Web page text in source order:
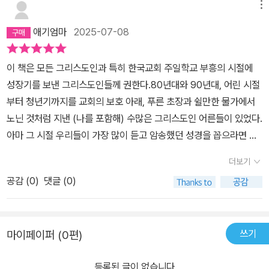
진 것이다. 하나님은 푸른 풀밭 쉴만한 물가, 나의 평생과 이후에 하
함께 하시며 나를 이끄시는 분이시다. 하나님께서 친히 인도하시고
회복하시며 함께하시며 기름 부으신다.처음으로 고열이 나고 독감에
걸린 딸 아이의 열 보초를 서며 밤을 지새면서 시편 23편을 생각했다.
어두운 밤에 홀로 깨어 있었지만, 내 영혼은 평안했다. 마침 이 책을
마무리하고 있던 차여서 다행이었고 감사했다. 곁에 있지만 할 수 있
는 것이 많지 않은 엄마와 달리, 가장 위대하시고 강하시고 온유하신
목자되신 하나님께서 함께 하신다는 사실이 더할 나위 없는 위안이
된다.다윗이 고백한 '주께서 나와 함께 하시니(You are with me)'는
곧 임마누엘의 기적이다. 성경 전체가 보여주는 진리를 단 몇 마디의
께서 성자를 사랑하신 그 사랑, 성자께서 성부를 사랑하신 그 사랑, 바
로 그 사랑이 곧 우리를 향한 사랑이다. 이것은 우리가 생각하는 것보
다 훨씬 더 크고 놀라운 진리다.삼위 하나님의 교제는 태초부터 존재
애기엄마 2025-07-08
이 책은 모든 그리스도인과 특히 한국교회 주일학교 부흥의 시절에
성장기를 보낸 그리스도인들께 권한다.80년대와 90년대, 어린 시절
부터 청년기까지를 교회의 보호 아래, 푸른 초장과 쉴만한 물가에서
노닌 것처럼 지낸 (나를 포함해) 수많은 그리스도인 어른들이 있었다.
아마 그 시절 우리들이 가장 많이 듣고 암송했던 성경을 꼽으라면 바
길 기도한다.지금 우리는 그 시절, 푸른 초장의 시절은 지나고, 고통과
우울이 가득한 사망의 음침한 골짜기를 지나고 있다.가장 어두운 순
간, 가장 가까이 계신 그분을 알자.골짜기에 함께 계신 목자의 음성을
다.'가장 어두운 순간, 가장 가까이에'이 작은 책을 통해 시편23편의
더보기
공감 (0) 댓글 (0)
마이페이퍼 (0편) 쓰기